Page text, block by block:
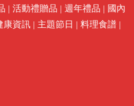
| 活動禮贈品 | 週年禮品 | 國內
康資訊 | 主題節日 | 料理食譜 |